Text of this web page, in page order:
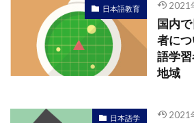
日本語教育 2021
国内
者に
語学
地域
日本語学 2021